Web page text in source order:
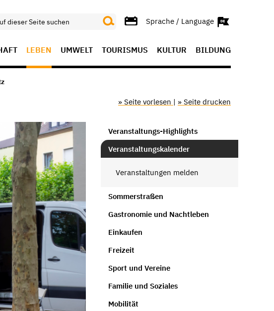
Sprache / Language
LEBEN UMWELT TOURISMUS KULTUR BILDUNG
» Seite vorlesen | » Seite drucken
Veranstaltungs-Highlights
Veranstaltungskalender
Veranstaltungen melden
Sommerstraßen
Gastronomie und Nachtleben
Einkaufen
Freizeit
Sport und Vereine
Familie und Soziales
Mobilität